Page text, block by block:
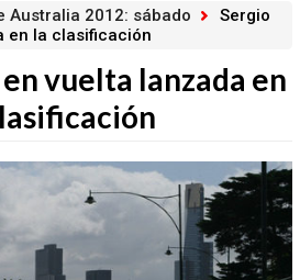
Australia 2012: sábado
Sergio
en la clasificación
vuelta lanzada en